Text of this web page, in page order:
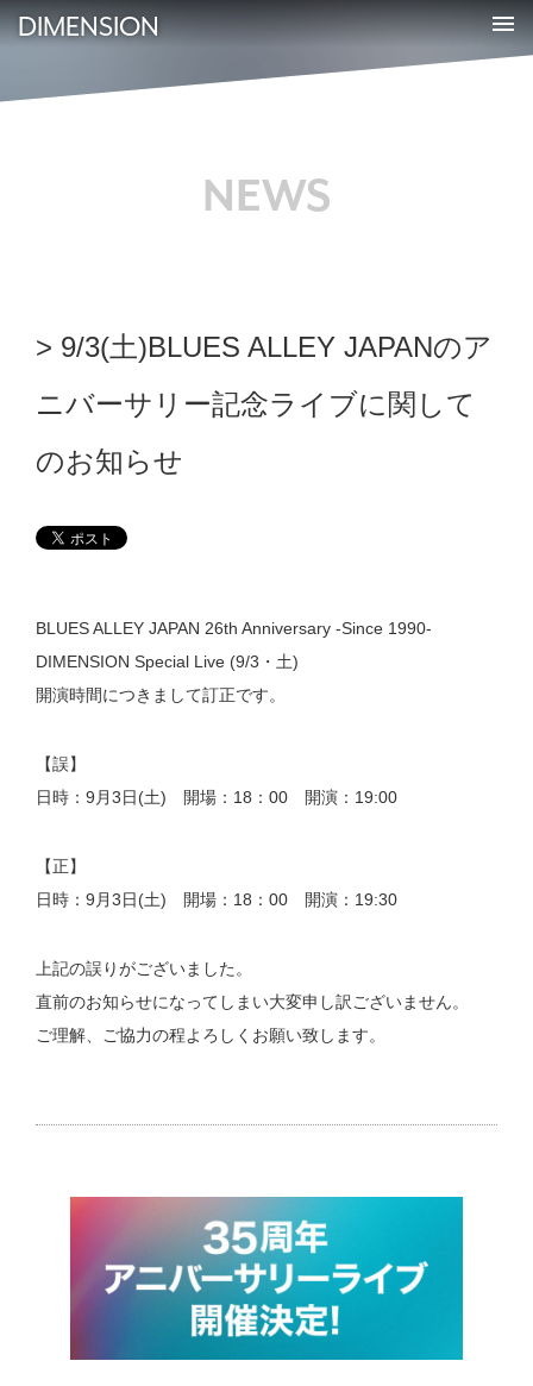
DIMENSION
NEWS
9/3(土)BLUES ALLEY JAPANのア
ニバーサリー記念ライブに関して
のお知らせ
BLUES ALLEY JAPAN 26th Anniversary -Since 1990-
DIMENSION Special Live (9/3・土)
開演時間につきまして訂正です。
【誤】
日時：9月3日(土) 開場：18：00 開演：19:00
【正】
日時：9月3日(土) 開場：18：00 開演：19:30
上記の誤りがございました。
直前のお知らせになってしまい大変申し訳ございません。
ご理解、ご協力の程よろしくお願い致します。